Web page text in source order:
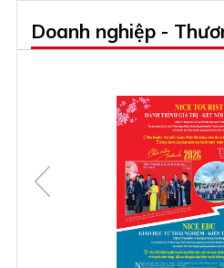
Doanh nghiệp -